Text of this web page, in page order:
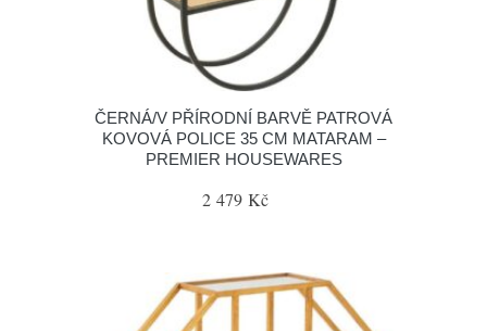
ČERNÁ/V PŘÍRODNÍ BARVĚ PATROVÁ
KOVOVÁ POLICE 35 CM MATARAM –
PREMIER HOUSEWARES
2 479 Kč